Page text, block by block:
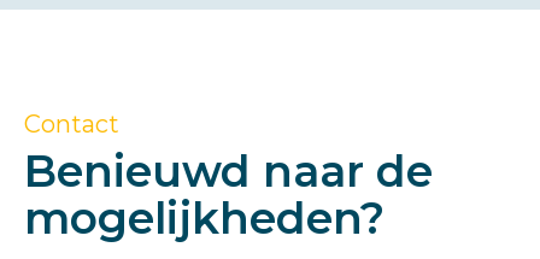
Contact
Benieuwd naar de
mogelijkheden?